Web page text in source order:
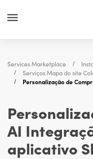
Services Marketplace
Serviços Mapa do site
Personalização de
AI
aplicativo